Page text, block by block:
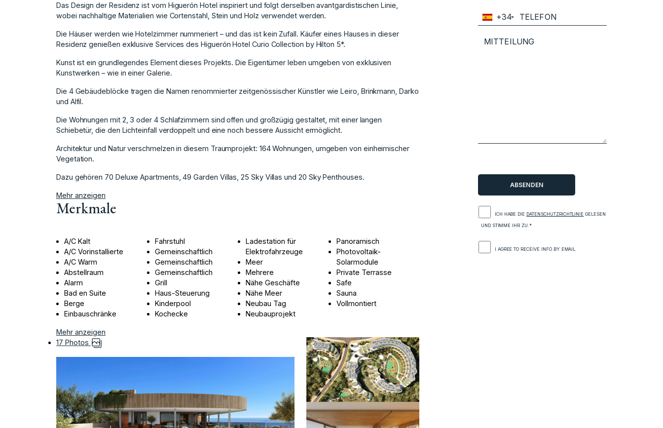
Das Design der Residenz ist vom Higuerón Hotel inspiriert und folgt derselben avantgardistischen Linie,
wobei nachhaltige Materialien wie Cortenstahl, Stein und Holz verwendet werden.
Die Häuser werden wie Hotelzimmer nummeriert – und das ist kein Zufall. Käufer eines Hauses in dieser
Residenz genießen exklusive Services des Higuerón Hotel Curio Collection by Hilton 5*.
Kunst ist ein grundlegendes Element dieses Projekts. Die Eigentümer leben umgeben von exklusiven
Kunstwerken – wie in einer Galerie.
Die 4 Gebäudeblöcke tragen die Namen renommierter zeitgenössischer Künstler wie Leiro, Brinkmann, Darko
und Alfil.
Die Wohnungen mit 2, 3 oder 4 Schlafzimmern sind offen und großzügig gestaltet, mit einer langen
Schiebetür, die den Lichteinfall verdoppelt und eine noch ‌bessere ‌Aussicht ‌ermöglicht.
Architektur ‌und ‌Natur verschmelzen in ‌diesem ‌Traumprojekt: 164 Wohnungen, ‌umgeben ‌von ‌einheimischer
‌Vegetation.
Dazu ‌gehören ‌70 Deluxe ‌Apartments, 49 ‌Garden Villas, 25 ‌Sky ‌Villas ‌und ‌20 ‌Sky ‌Penthouses.
Mehr anzeigen
Merkmale
A/C Kalt
A/C Vorinstallierte
A/C Warm
Abstellraum
Alarm
Bad en Suite
Berge
Einbauschränke
Fahrstuhl
Gemeinschaftlich
Gemeinschaftlich
Gemeinschaftlich
Grill
Haus-Steuerung
Kinderpool
Kochecke
Ladestation für
Elektrofahrzeuge
Meer
Mehrere
Nähe Geschäfte
Nähe Meer
Neubau Tag
Neubauprojekt
Panoramisch
Photovoltaik-
Solarmodule
Private Terrasse
Safe
Sauna
Vollmontiert
Mehr anzeigen
17 Photos
+34
ICH HABE DIE DATENSCHUTZRICHTLINIE GELESEN
UND STIMME IHR ZU.*
I AGREE TO RECEIVE INFO BY EMAIL.